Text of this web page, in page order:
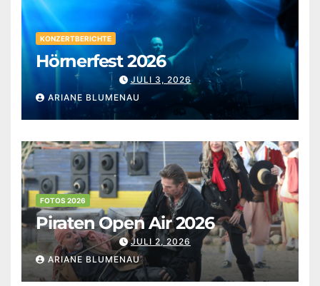
KONZERTBERICHTE
Hörnerfest 2026
JULI 3, 2026
ARIANE BLUMENAU
FOTOS 2026
Piraten Open Air 2026
JULI 2, 2026
ARIANE BLUMENAU